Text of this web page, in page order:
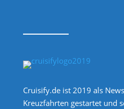
Cruisify.de ist 2019 als
Kreuzfahrten gestartet und